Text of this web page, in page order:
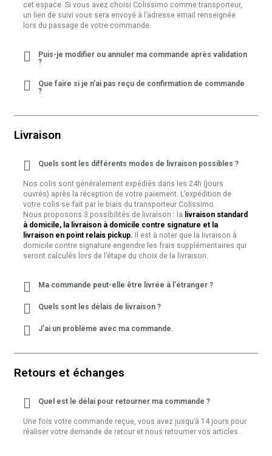
cet espace. Si vous avez choisi Colissimo comme transporteur,
un lien de suivi vous sera envoyé à l’adresse email renseignée
lors du passage de votre commande.
Puis-je modifier ou annuler ma commande après validation
?
Que faire si je n’ai pas reçu de confirmation de commande
?
Livraison
Quels sont les différents modes de livraison possibles ?
Nos colis sont généralement expédiés dans les 24h (jours
ouvrés) après la réception de votre paiement. L’expédition de
votre colis se fait par le biais du transporteur Colissimo.
Nous proposons 3 possibilités de livraison : la livraison standard
à domicile, la livraison à domicile contre signature et la
livraison en point relais pickup. Il est à noter que la livraison à
domicile contre signature engendre les frais supplémentaires qui
seront calculés lors de l’étape du choix de la livraison.
Ma commande peut-elle être livrée à l’étranger ?
Quels sont les délais de livraison ?
J’ai un problème avec ma commande.
Retours et échanges
Quel est le délai pour retourner ma commande ?
Une fois votre commande reçue, vous avez jusqu’à 14 jours pour
réaliser votre demande de retour et nous retourner vos articles.